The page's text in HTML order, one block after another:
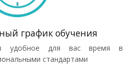
график обучения
в удобное для вас время в
стандартами